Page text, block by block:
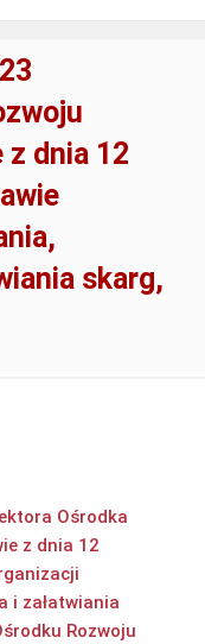
z dnia 12
skarg,
Ośrodka
z dnia 12
i załatwiania
Rozwoju